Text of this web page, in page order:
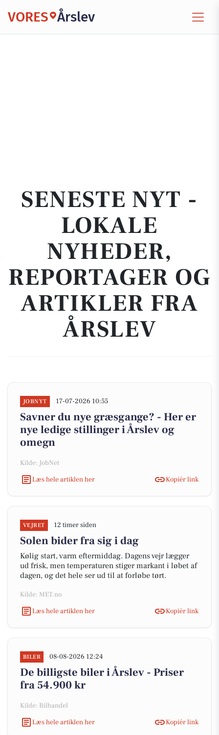
VORES Årslev
SENESTE NYT -
LOKALE
NYHEDER,
REPORTAGER OG
ARTIKLER FRA
ÅRSLEV
JOBNYT 17-07-2026 10:55
Savner du nye græsgange? - Her er
nye ledige stillinger i Årslev og
omegn
Kilde: JobNet
Læs hele artiklen her
Kopiér link
VEJRET 12 timer siden
Solen bider fra sig i dag
Kølig start, varm eftermiddag. Dagens vejr lægger
ud frisk, men temperaturen stiger markant i løbet af
dagen, og det hele ser ud til at forløbe tørt.
Kilde: MET.no
Læs hele artiklen her
Kopiér link
BILER 08-08-2026 12:24
De billigste biler i Årslev - Priser
fra 54.900 kr
Kilde: Bilhandel
Læs hele artiklen her
Kopiér link